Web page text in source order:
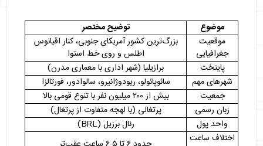
・حمل و نقل در برزیل چگونه است؟
・هزینه سفر به برزیل چقدر است؟
・آیا سفر به برزیل نیاز به ویزا دارد؟
・جمع بندی
موضوع
توضیح مختصر
موقعیت
جغرافیایی
بزرگ‌ترین کشور آمریکای جنوبی، کنار اقیانوس
اطلس و روی خط استوا
پایتخت
برازیلیا (شهر اداری با معماری مدرن)
شهرهای مهم
سائوپائولو، ریودوژانیرو، سالوادور، فورتالزا
جمعیت
بیش از ۲۰۰ میلیون نفر با تنوع قومی بالا
زبان رسمی
پرتغالی (با لهجه متفاوت از پرتغال)
واحد پول
رئال برزیل (BRL)
اختلاف ساعت